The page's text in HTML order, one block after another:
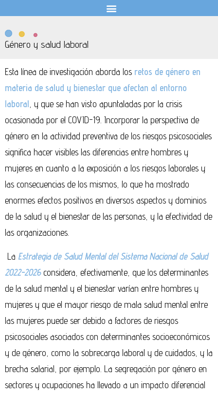
Género y salud laboral
Esta línea de investigación aborda los retos de género en
materia de salud y bienestar que afectan al entorno
laboral , y que se han visto apuntaladas por la crisis
ocasionada por el COVID-19. Incorporar la perspectiva de
género en la actividad preventiva de los riesgos psicosociales
significa hacer visibles las diferencias entre hombres y
mujeres en cuanto a la exposición a los riesgos laborales y
las consecuencias de los mismos, lo que ha mostrado
enormes efectos positivos en diversos aspectos y dominios
de la salud y el bienestar de las personas, y la efectividad de
las organizaciones.
La Estrategia de Salud Mental del Sistema Nacional de Salud
2022-2026considera, efectivamente, que los determinantes
de la salud mental y el bienestar varían entre hombres y
mujeres y que el mayor riesgo de mala salud mental entre
las mujeres puede ser debido a factores de riesgos
psicosociales asociados con determinantes socioeconómicos
y de género, como la sobrecarga laboral y de cuidados, y la
brecha salarial, por ejemplo. La segregación por género en
sectores y ocupaciones ha llevado a un impacto diferencial